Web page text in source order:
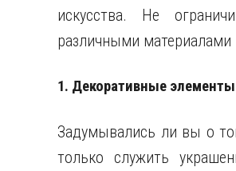
искусства. Не
различными
1. Декоративные
Задумывались ли вы о
только служить